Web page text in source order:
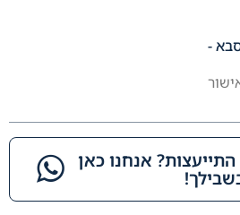
-
אנחנו כאן